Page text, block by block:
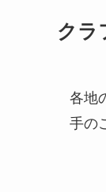
クラ
各地
手の